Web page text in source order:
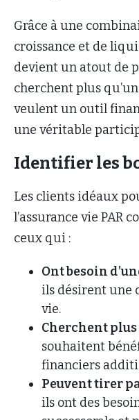
Grâce à une
croissance et de
devient un atout de
cherchent plus
veulent un outil
une véritable
Identifier les
Les clients idéaux
l’assurance vie PAR
ceux qui :
Ont besoin
ils désirent une
vie.
Cherchent plus
souhaitent
financiers
Peuvent tirer
ils ont des